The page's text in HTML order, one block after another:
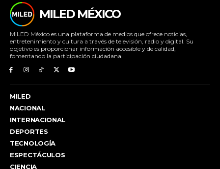
MILED MÉXICO
MILED México es una plataforma de medios que ofrece noticias,
entretenimiento y cultura a través de televisión, radio y digital. Su
objetivo es proporcionar información accesible y de calidad,
fomentando la participación ciudadana.
MILED
NACIONAL
INTERNACIONAL
DEPORTES
TECNOLOGÍA
ESPECTÁCULOS
CIENCIA